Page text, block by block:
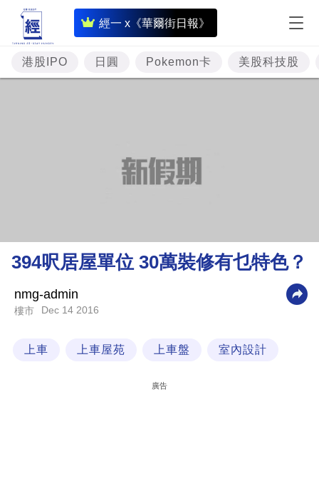
經一 x《華爾街日報》
即
時
財
經
理
財
業
技
港股IPO 日圓 Pokemon卡 美股科技股
394呎居屋單位 30萬裝修有乜特色？
nmg-admin
樓市 Dec 14 2016
上車 上車屋苑 上車盤 室內設計
廣告